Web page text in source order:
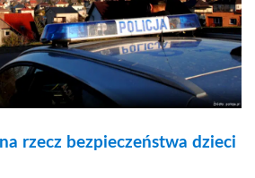
rzecz bezpieczeństwa dzieci